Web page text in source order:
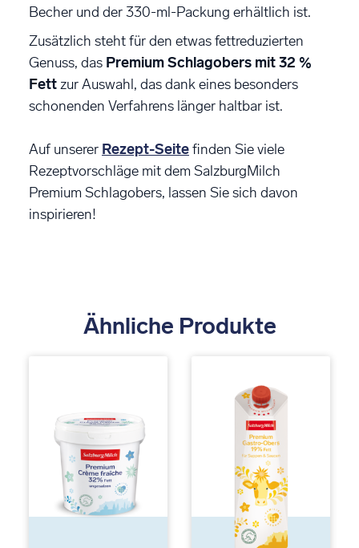
Becher und der 330-ml-Packung erhältlich ist.
Zusätzlich steht für den etwas fettreduzierten
Genuss, das Premium Schlagobers mit 32 %
Fettzur Auswahl, das dank eines besonders
schonenden Verfahrens länger haltbar ist.
Auf unserer Rezept-Seitefinden Sie viele
Rezeptvorschläge mit dem SalzburgMilch
Premium Schlagobers, lassen Sie sich davon
inspirieren!
Ähnliche Produkte